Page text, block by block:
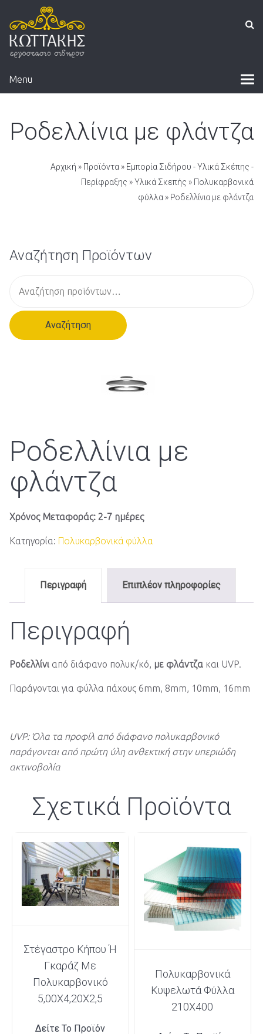
Menu
Ροδελλίνια με φλάντζα
Αρχική » Προϊόντα » Εμπορία Σιδήρου - Υλικά Σκέπης -
Περίφραξης »Υλικά Σκεπής » Πολυκαρβονικά
φύλλα » Ροδελλίνια με φλάντζα
Ροδελλίνια με
φλάντζα
Χρόνος Μεταφοράς: 2-7 ημέρες
Κατηγορία: Πολυκαρβονικά φύλλα
Περιγραφή Επιπλέον πληροφορίες
Περιγραφή
Ροδελλίνι από διάφανο πολυκ/κό, με φλάντζα και UVP.
Παράγονται για φύλλα πάχους 6mm, 8mm, 10mm, 16mm
UVP: Όλα τα προφίλ από διάφανο πολυκαρβονικό
παράγονται από πρώτη ύλη ανθεκτική στην υπεριώδη
ακτινοβολία
Σχετικά Προϊόντα
Στέγαστρο Κήπου Ή
Γκαράζ Με
Πολυκαρβονικό
5,00Χ4,20Χ2,5
Δείτε Το Προϊόν
Πολυκαρβονικά
Κυψελωτά Φύλλα
210X400
Αναζήτηση Προϊόντων
α
ζ
α
Αναζήτηση